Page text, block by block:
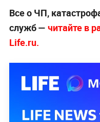
Все о ЧП,
служб — читайте в
Life.ru.